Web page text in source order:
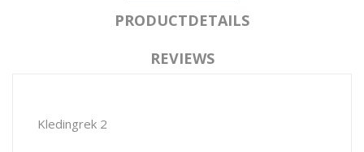
PRODUCTDETAILS
REVIEWS
Kledingrek 2